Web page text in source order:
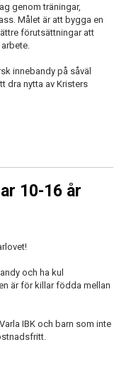
genom träningar,
Målet är att bygga en
förutsättningar att
innebandy på såväl
dra nytta av Kristers
10-16 år
och ha kul
är för killar födda mellan
IBK och barn som inte